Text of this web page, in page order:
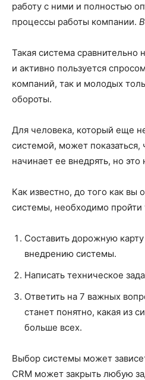
работу с ними и полностью
процессы работы компании.
Такая система сравнительно
и активно пользуется
компаний, так и молодых
обороты.
Для человека, который еще
системой, может показаться,
начинает ее внедрять, но это
Как известно, до того как вы
системы, необходимо пройти
Составить дорожную
внедрению системы.
Написать техническое
Ответить на 7 важных
станет понятно, какая из
больше всех.
Выбор системы может
CRM может закрыть любую